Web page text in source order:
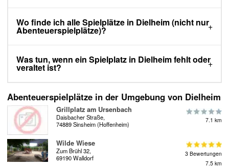
Wo finde ich alle Spielplätze in Dielheim (nicht nur
Abenteuerspielplätze)?
Was tun, wenn ein Spielplatz in Dielheim fehlt oder
veraltet ist?
Abenteuerspielplätze in der Umgebung von Dielheim
Grillplatz am Ursenbach
Daisbacher Straße,
74889 Sinsheim (Hoffenheim)
7.1 km
Wilde Wiese
Zum Brühl 32,
69190 Walldorf
3 Bewertungen
7.5 km